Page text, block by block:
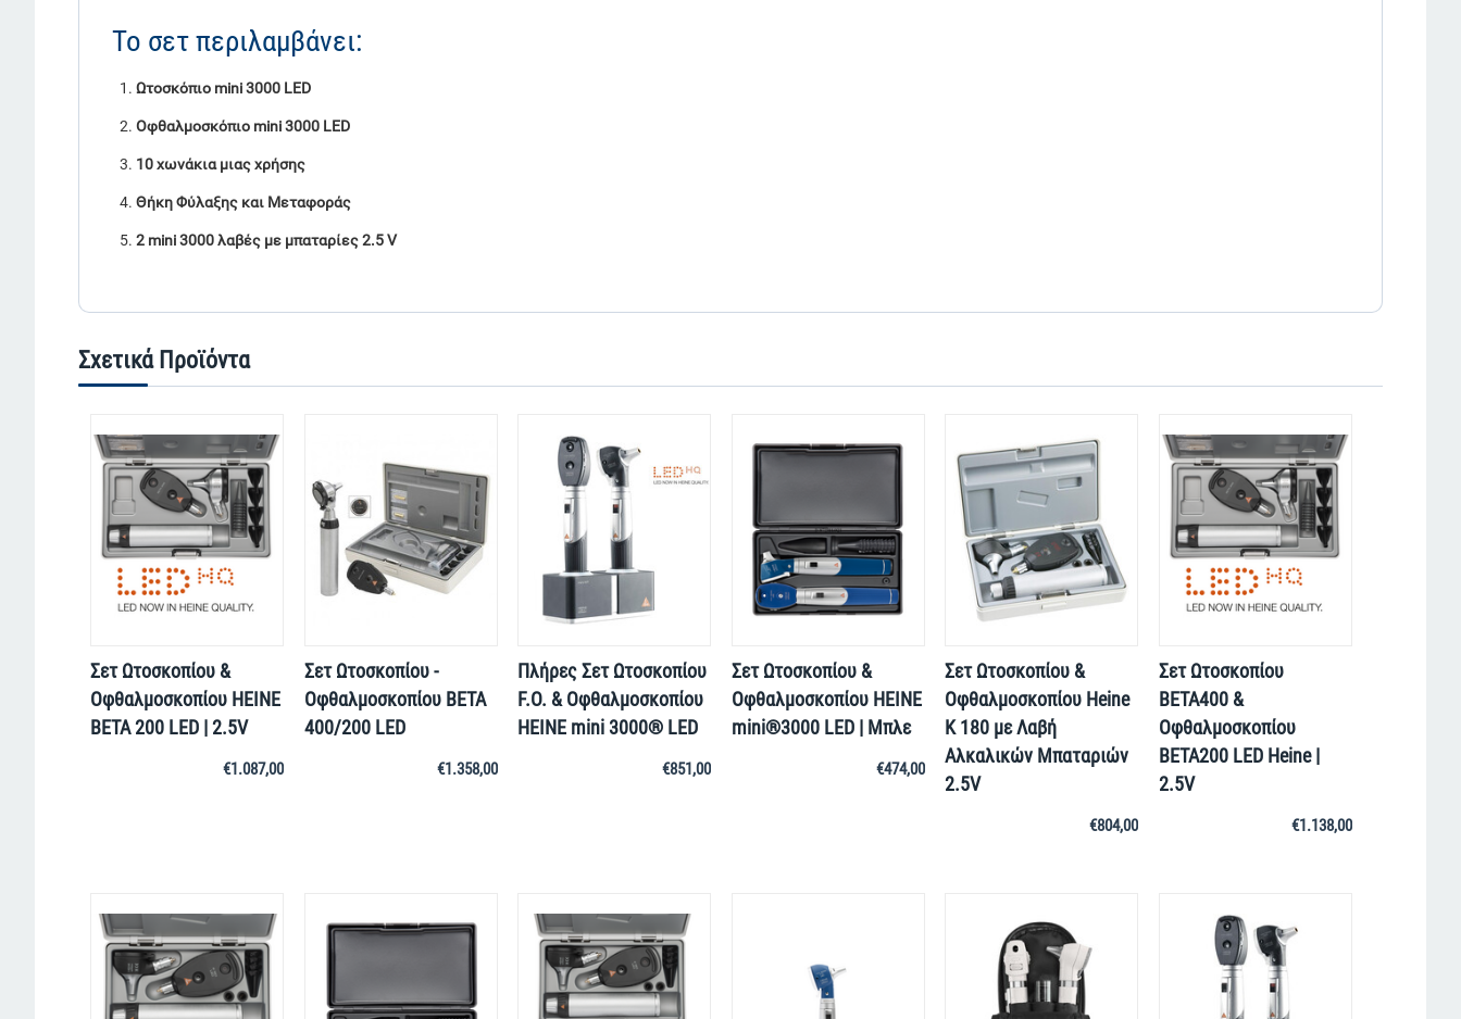
Το σετ περιλαμβάνει:
Ωτοσκόπιο mini 3000 LED
Οφθαλμοσκόπιο mini 3000 LED
10 χωνάκια μιας χρήσης
Θήκη Φύλαξης και Μεταφοράς
2 mini 3000 λαβές με μπαταρίες2.5 V
Σχετικά Προϊόντα
Σετ Ωτοσκοπίου &
Οφθαλμοσκοπίου HEINE
BETA 200 LED | 2.5V
€1.087,00
Σετ Ωτοσκοπίου -
Οφθαλμοσκοπίου BETA
400/200 LED
€1.358,00
Πλήρες Σετ Ωτοσκοπίου
F.O. & Οφθαλμοσκοπίου
HEINE mini 3000® LED
€851,00
Σετ Ωτοσκοπίου &
Οφθαλμοσκοπίου HEINE
mini®3000 LED | Μπλε
€474,00
Σετ Ωτοσκοπίου &
Οφθαλμοσκοπίου Heine
K 180 με Λαβή
Αλκαλικών Μπαταριών
2.5V
€804,00
Σετ Ωτοσκοπίου
BETA400 &
Οφθαλμοσκοπίου
ΒΕΤΑ200 LED Heine |
2.5V
€1.138,00